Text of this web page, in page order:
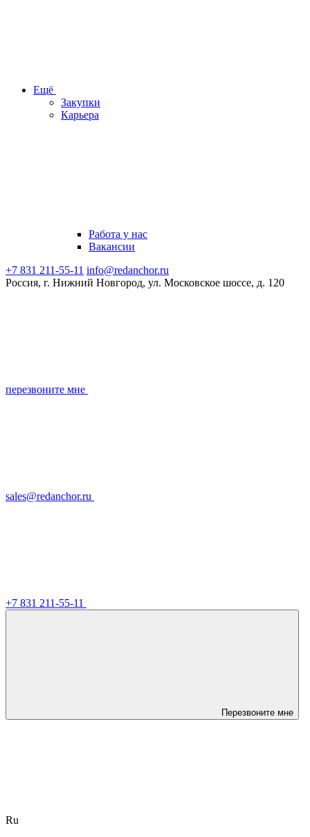
Ещё
Закупки
Карьера
Работа у нас
Вакансии
+7 831 211-55-11 info@redanchor.ru
Россия, г. Нижний Новгород, ул. Московское шоссе, д. 120
перезвоните мне
sales@redanchor.ru
+7 831 211-55-11
Перезвоните мне
Ru